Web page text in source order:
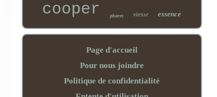
cooper phares vitesse essence
Page d'accueil
Pour nous joindre
Politique de confidentialité